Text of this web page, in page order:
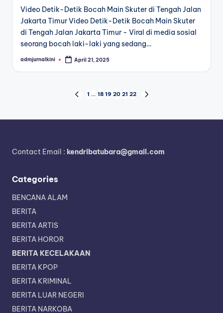
Video Detik-Detik Bocah Main Skuter di Tengah Jalan
Jakarta Timur Video Detik-Detik Bocah Main Skuter
di Tengah Jalan Jakarta Timur - Viral di media sosial
seorang bocah laki-laki yang sedang…
Posted
admjurnalkini April 21, 2025
pagination
PREVIOUS
1 … 18 19 20 21 22
Contact Email : kendribatubara@gmail.com
Categories
BENCANA ALAM
BERITA
BERITA ARTIS
BERITA HOROR
BERITA KECELAKAAN
BERITA KPOP
BERITA KRIMINAL
BERITA LUAR NEGERI
BERITA NARKOBA